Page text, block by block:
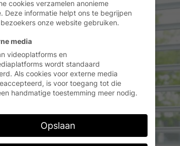
cookies verzamelen anonieme
Deze informatie helpt ons te begrijpen
onze website gebruiken.
media
videoplatforms en
wordt standaard
Als cookies voor externe media
is voor toegang tot die
handmatige toestemming meer nodig.
Opslaan